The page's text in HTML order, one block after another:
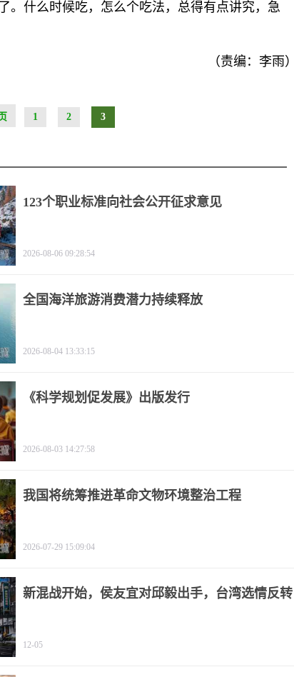
。什么时候吃，怎么个吃法，总得有点讲究，急
（责编：李雨）
1 2 3
123个职业标准向社会公开征求意见
2026-08-06 09:28:54
全国海洋旅游消费潜力持续释放
2026-08-04 13:33:15
《科学规划促发展》出版发行
2026-08-03 14:27:58
我国将统筹推进革命文物环境整治工程
2026-07-29 15:09:04
新混战开始，侯友宜对邱毅出手，台湾选情反转
12-05